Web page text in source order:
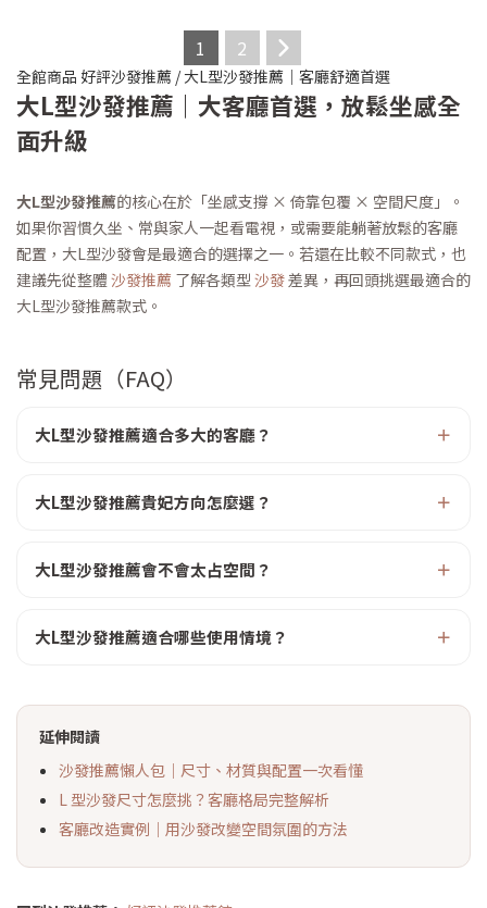
1 2
全館商品 好評沙發推薦 /大L型沙發推薦｜客廳舒適首選
大L型沙發推薦｜大客廳首選，放鬆坐感全
面升級
大L型沙發推薦的核心在於「坐感支撐 × 倚靠包覆 × 空間尺度」。
如果你習慣久坐、常與家人一起看電視，或需要能躺著放鬆的客廳
配置，大L型沙發會是最適合的選擇之一。若還在比較不同款式，也
建議先從整體 沙發推薦 了解各類型沙發差異，再回頭挑選最適合的
大L型沙發推薦款式。
常見問題（FAQ）
大L型沙發推薦適合多大的客廳？
大L型沙發推薦貴妃方向怎麼選？
大L型沙發推薦會不會太占空間？
大L型沙發推薦適合哪些使用情境？
延伸閱讀
沙發推薦懶人包｜尺寸、材質與配置一次看懂
L 型沙發尺寸怎麼挑？客廳格局完整解析
客廳改造實例｜用沙發改變空間氛圍的方法